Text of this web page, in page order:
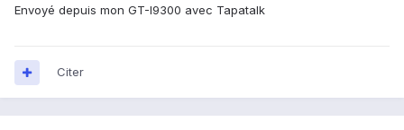
Envoyé depuis mon GT-I9300 avec Tapatalk
Citer